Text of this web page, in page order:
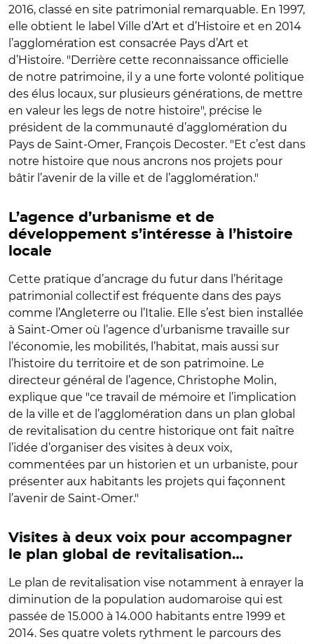
2016, classé en site patrimonial remarquable. En 1997,
elle obtient le label Ville d’Art et d’Histoire et en 2014
l’agglomération est consacrée Pays d’Art et
d’Histoire. "Derrière cette reconnaissance officielle
de notre patrimoine, il y a une forte volonté politique
des élus locaux, sur plusieurs générations, de mettre
en valeur les legs de notre histoire", précise le
président de la communauté d’agglomération du
Pays de Saint-Omer, François Decoster. "Et c’est dans
notre histoire que nous ancrons nos projets pour
bâtir l’avenir de la ville et de l’agglomération."
L’agence d’urbanisme et de
développement s’intéresse à l’histoire
locale
Cette pratique d’ancrage du futur dans l’héritage
patrimonial collectif est fréquente dans des pays
comme l’Angleterre ou l’Italie. Elle s’est bien installée
à Saint-Omer où l’agence d’urbanisme travaille sur
l’économie, les mobilités, l’habitat, mais aussi sur
l’histoire du territoire et de son patrimoine. Le
directeur général de l’agence, Christophe Molin,
explique que "ce travail de mémoire et l’implication
de la ville et de l’agglomération dans un plan global
de revitalisation du centre historique ont fait naître
l’idée d’organiser des visites à deux voix,
commentées par un historien et un urbaniste, pour
présenter aux habitants les projets qui façonnent
l’avenir de Saint-Omer."
Visites à deux voix pour accompagner
le plan global de revitalisation…
Le plan de revitalisation vise notamment à enrayer la
diminution de la population audomaroise qui est
passée de 15.000 à 14.000 habitants entre 1999 et
2014. Ses quatre volets rythment le parcours des